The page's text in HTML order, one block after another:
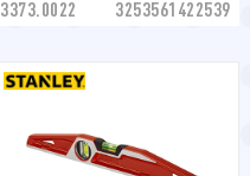
3373.0022 3253561422539